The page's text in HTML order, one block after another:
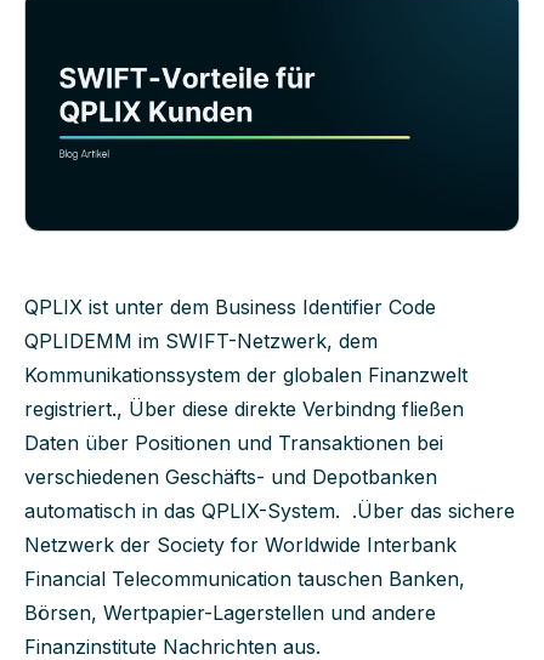
QPLIX ist unter dem Business Identifier Code
QPLIDEMM im SWIFT-Netzwerk, dem
Kommunikationssystem der globalen Finanzwelt
registriert., Über diese direkte Verbindng fließen
Daten über Positionen und Transaktionen bei
verschiedenen Geschäfts- und Depotbanken
automatisch in das QPLIX-System. .Über das sichere
Netzwerk der Society for Worldwide Interbank
Financial Telecommunication tauschen Banken,
Börsen, Wertpapier-Lagerstellen und andere
Finanzinstitute Nachrichten aus.